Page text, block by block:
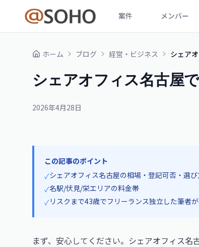
案件 メンバー
ホーム ブログ 経営・ビジネス シェア
シェアオフィス名古屋
2026年4月28日
この記事のポイント
✓シェアオフィス名古屋の相場・登記可否・選
✓名駅/伏見/栄エリアの料金帯
✓リスクまで43歳でフリーランス独立した筆者
まず、安心してください。シェアオフィス